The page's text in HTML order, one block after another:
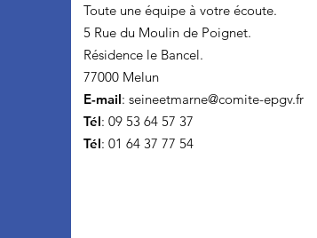
Toute une équipe à votre écoute.
5 Rue du Moulin de Poignet.
Résidence le Bancel.
77000 Melun
E-mail: seineetmarne@comite-epgv.fr
Tél: 09 53 64 57 37
Tél: 01 64 37 77 54